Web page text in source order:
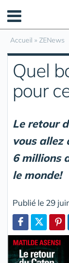
Accueil » ZENews
Quel
pour
Le retour
vous allez
6 millions
le monde!
Publié le 29
Partager
Panneau de